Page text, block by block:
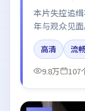
本片失控追
年与观众见
词节奏值得
影。
高清
流
9.8万
107